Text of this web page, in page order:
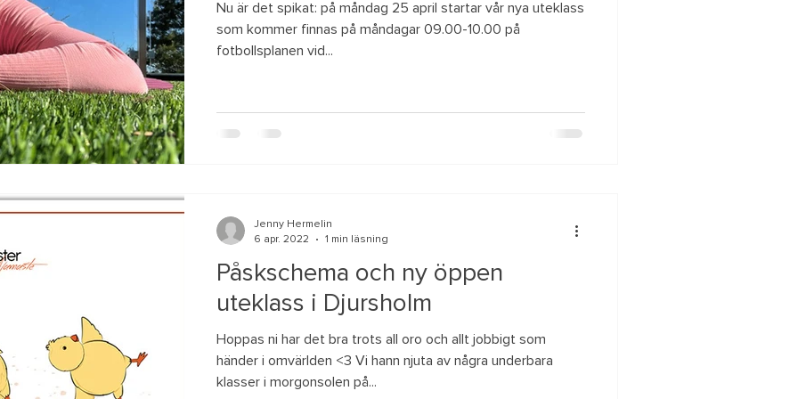
Nu är det spikat: på måndag 25 april startar vår nya uteklass
som kommer finnas på måndagar 09.00-10.00 på
fotbollsplanen vid...
Påskschema och ny öppen
uteklass i Djursholm
Hoppas ni har det bra trots all oro och allt jobbigt som
händer i omvärlden <3 Vi hann njuta av några underbara
klasser i morgonsolen på...
Jenny Hermelin
6 apr. 2022
1 min läsning